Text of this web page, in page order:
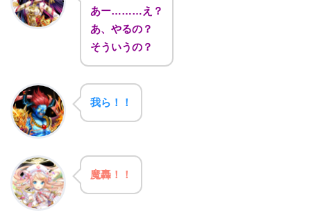
あー………え？
あ、やるの？
そういうの？
我ら！！
魔轟！！